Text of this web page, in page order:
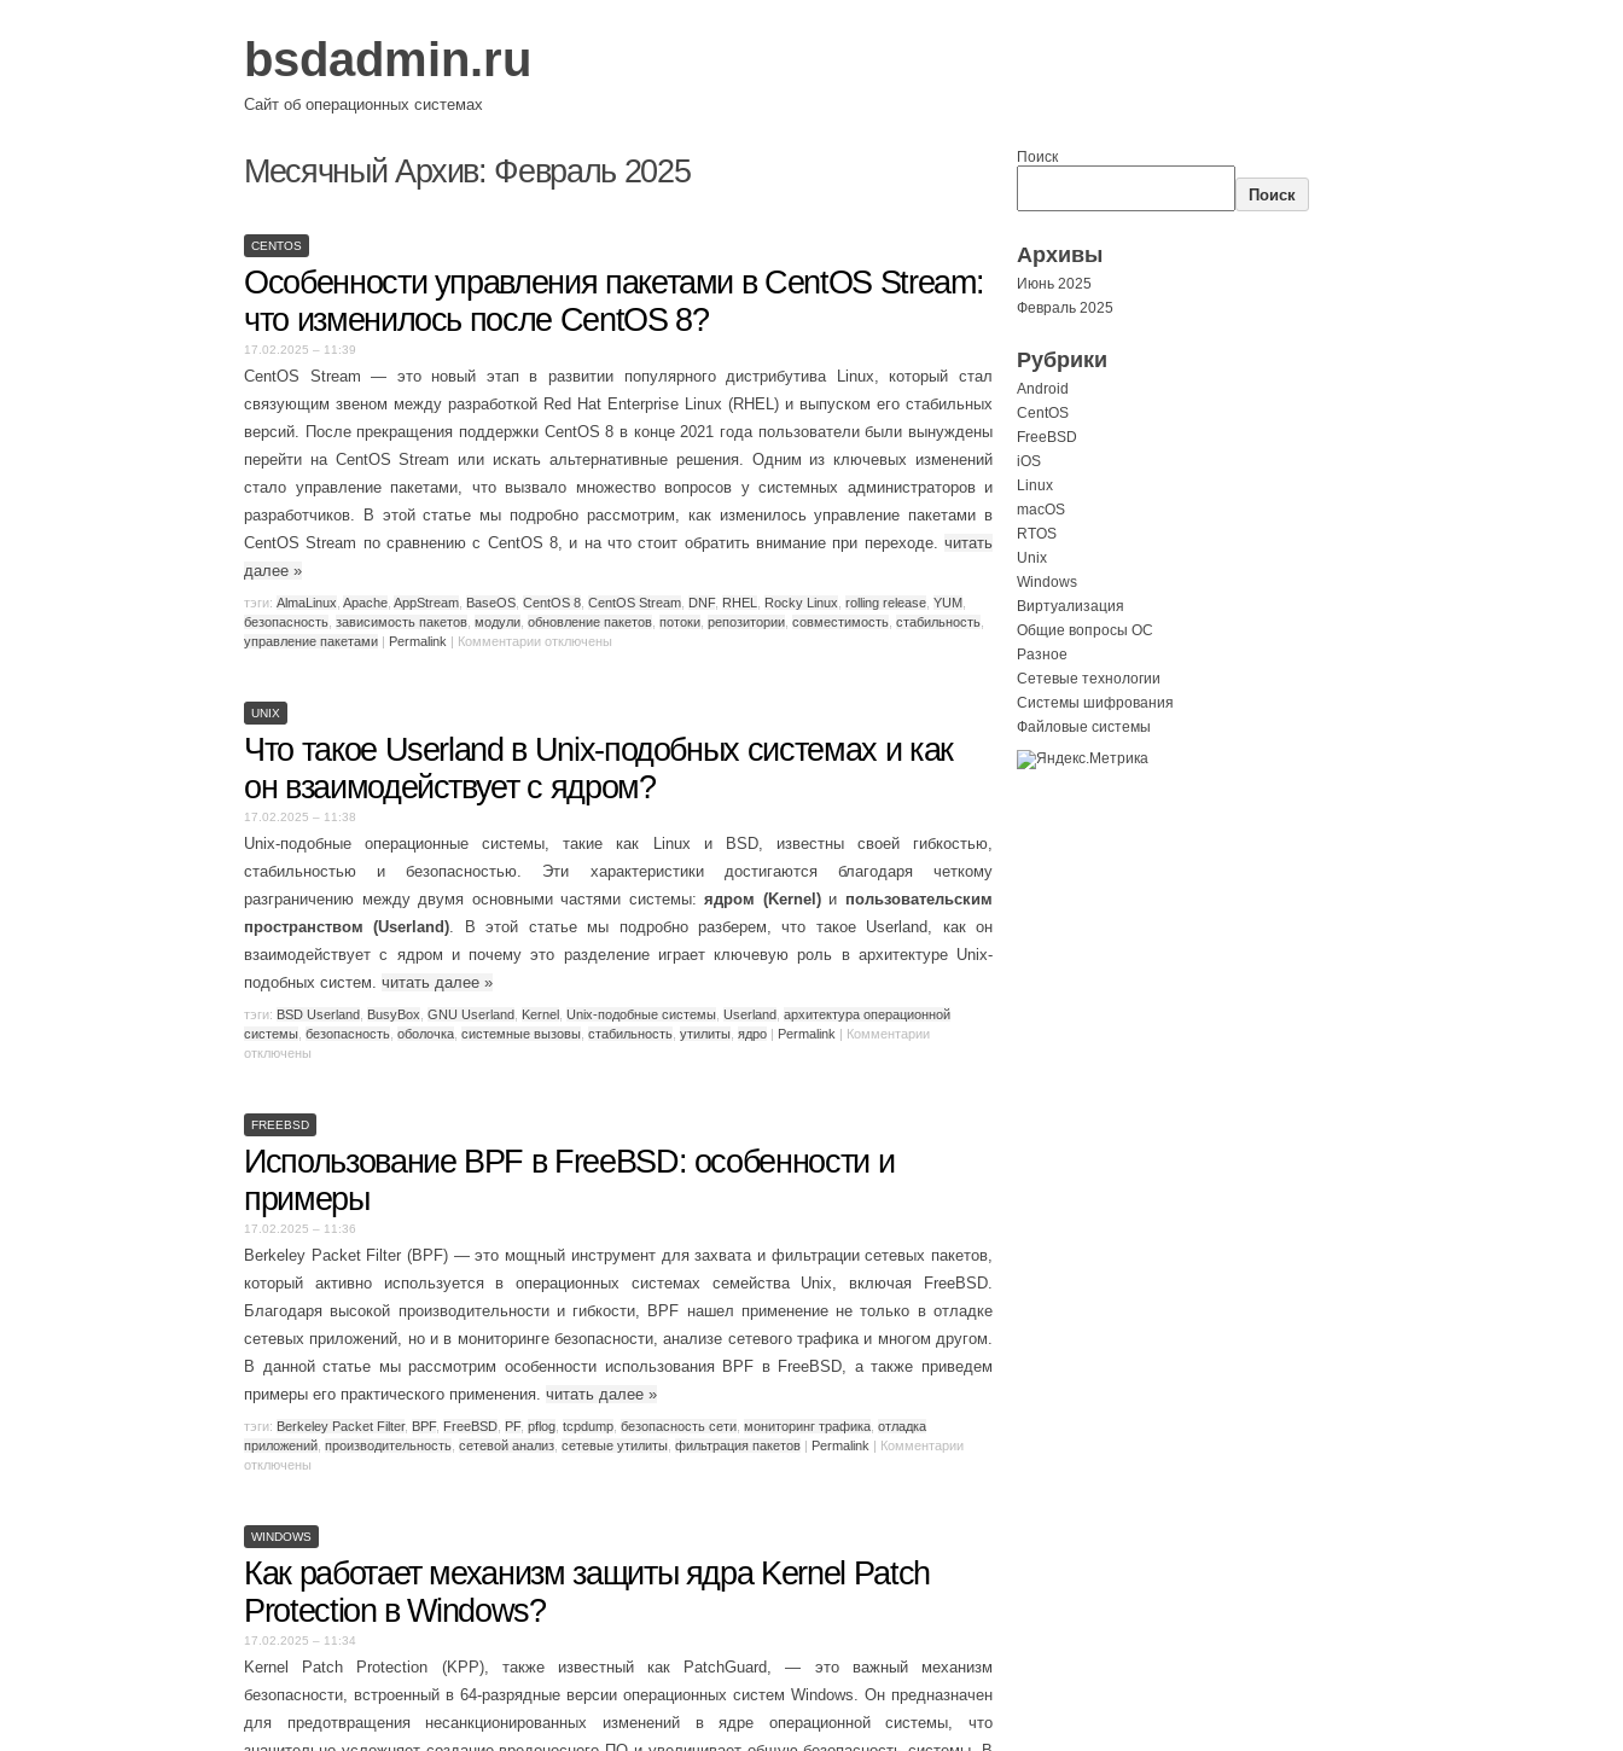
bsdadmin.ru
Сайт об операционных системах
Месячный Архив: Февраль 2025
CENTOS
Особенности управления пакетами в CentOS Stream:
что изменилось после CentOS 8?
17.02.2025 – 11:39
CentOS Stream — это новый этап в развитии популярного дистрибутива Linux, который стал
связующим звеном между разработкой Red Hat Enterprise Linux (RHEL) и выпуском его стабильных
версий. После прекращения поддержки CentOS 8 в конце 2021 года пользователи были вынуждены
перейти на CentOS Stream или искать альтернативные решения. Одним из ключевых изменений
стало управление пакетами, что вызвало множество вопросов у системных администраторов и
разработчиков. В этой статье мы подробно рассмотрим, как изменилось управление пакетами в
CentOS Stream по сравнению с CentOS 8, и на что стоит обратить внимание при переходе. читать
далее »
тэги: AlmaLinux Apache AppStream BaseOS CentOS 8 CentOS Stream DNF, RHEL Rocky Linux rolling release YUM
безопасность зависимость пакетов модули обновление пакетов потоки репозитории совместимость стабильность
управление пакетами | Permalink | Комментарии отключены
UNIX
Что такое Userland в Unix-подобных системах и как
он взаимодействует с ядром?
17.02.2025 – 11:38
Unix-подобные операционные системы, такие как Linux и BSD, известны своей гибкостью,
стабильностью и безопасностью. Эти характеристики достигаются благодаря четкому
разграничению между двумя основными частями системы:ядром (Kernel)и пользовательским
пространством (Userland). В этой статье мы подробно разберем, что такое Userland, как он
взаимодействует с ядром и почему это разделение играет ключевую роль в архитектуре Unix-
подобных систем. читать далее »
тэги: BSD Userland BusyBox GNU Userland Kernel Unix-подобные системы Userland архитектура операционной
системы безопасность оболочка системные вызовы стабильность утилиты ядро | Permalink | Комментарии
отключены
FREEBSD
Использование BPF в FreeBSD: особенности и
примеры
17.02.2025 – 11:36
Berkeley Packet Filter (BPF) — это мощный инструмент для захвата и фильтрации сетевых пакетов,
который активно используется в операционных системах семейства Unix, включая FreeBSD.
Благодаря высокой производительности и гибкости, BPF нашел применение не только в отладке
сетевых приложений, но и в мониторинге безопасности, анализе сетевого трафика и многом другом.
В данной статье мы рассмотрим особенности использования BPF в FreeBSD, а также приведем
примеры его практического применения. читать далее »
тэги: Berkeley Packet Filter, BPF, FreeBSD PF, pflog tcpdump безопасность сети мониторинг трафика отладка
приложений производительность сетевой анализ сетевые утилиты фильтрация пакетов | Permalink | Комментарии
отключены
WINDOWS
Как работает механизм защиты ядра Kernel Patch
Protection в Windows?
17.02.2025 – 11:34
Kernel Patch Protection (KPP), также известный как PatchGuard, — это важный механизм
безопасности, встроенный в 64-разрядные версии операционных систем Windows. Он предназначен
для предотвращения несанкционированных изменений в ядре операционной системы, что
Поиск
Поиск
Архивы
Июнь 2025
Февраль 2025
Рубрики
Android
CentOS
FreeBSD
iOS
Linux
macOS
RTOS
Unix
Windows
Виртуализация
Общие вопросы ОС
Разное
Сетевые технологии
Системы шифрования
Файловые системы